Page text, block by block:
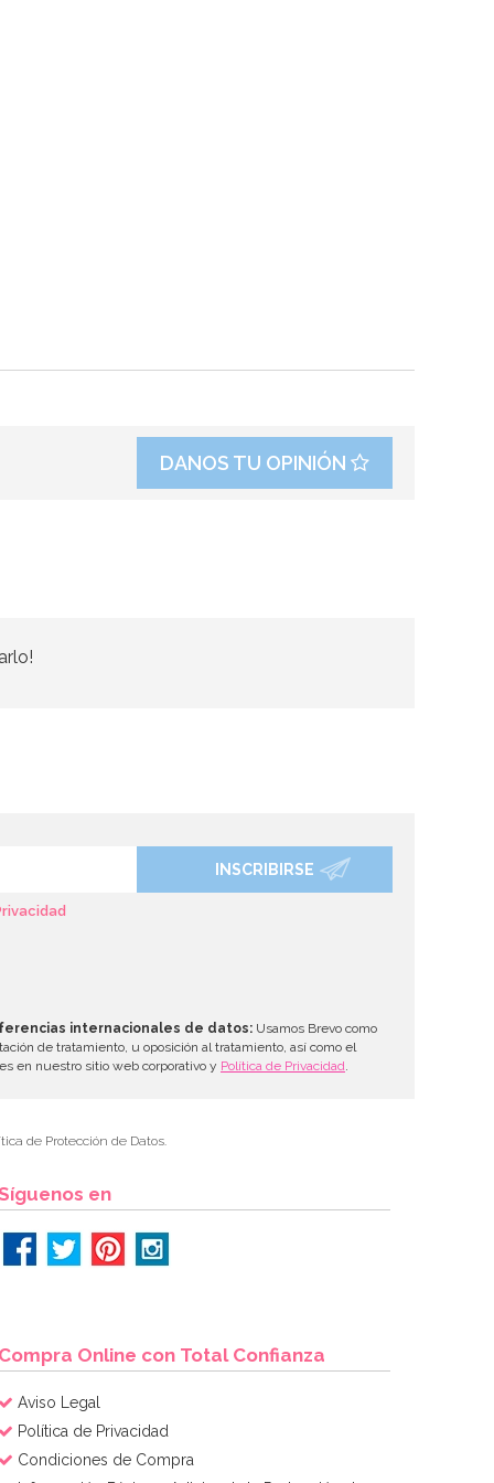
DANOS TU OPINIÓN
INSCRIBIRSE
internacionales de datos: Usamos Brevo como
de tratamiento, u oposición al tratamiento, así como el
en nuestro sitio web corporativo y Política de Privacidad
de Protección de Datos.
en
Online con Total Confianza
Aviso Legal
Política de Privacidad
Condiciones de Compra